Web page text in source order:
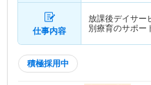
仕事内容
放課後デイサ
別療育のサポ
積極採用中